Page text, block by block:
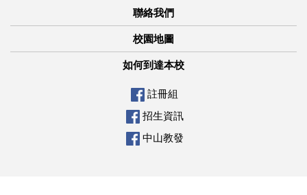
聯絡我們
校園地圖
如何到達本校
註冊組
招生資訊
中山教發